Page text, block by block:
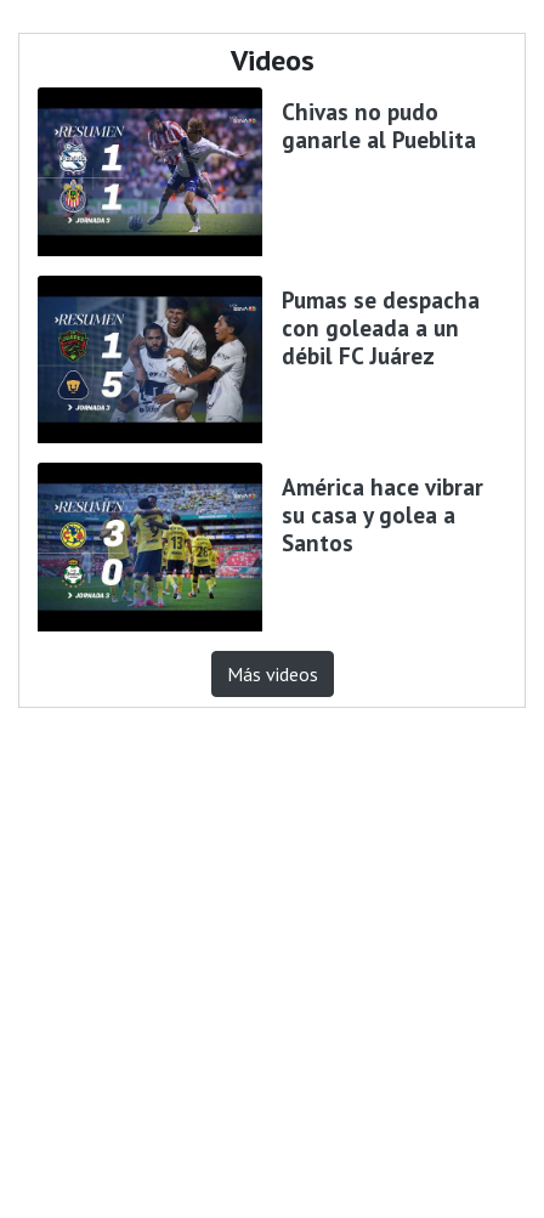
Videos
Chivas no pudo
ganarle al Pueblita
Pumas se despacha
con goleada a un
débil FC Juárez
América hace vibrar
su casa y golea a
Santos
Más videos